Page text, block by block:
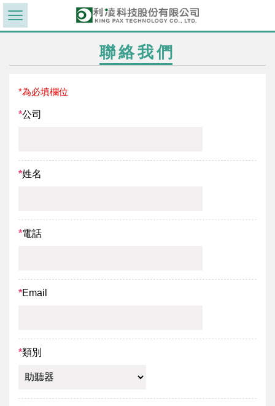
聯絡我們
*為必填欄位
*公司
*姓名
*電話
*Email
*類別